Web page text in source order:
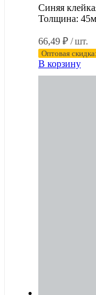
Синяя
Толщина:
66,49 ₽ / шт.
Оптовая
В корзину